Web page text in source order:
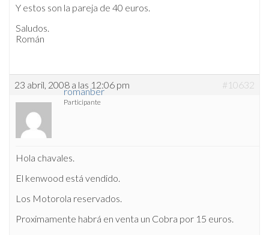
Y estos son la pareja de 40 euros.
Saludos.
Román
23 abril, 2008 a las 12:06 pm #10632
romanber
Participante
Hola chavales.
El kenwood está vendido.
Los Motorola reservados.
Proximamente habrá en venta un Cobra por 15 euros.